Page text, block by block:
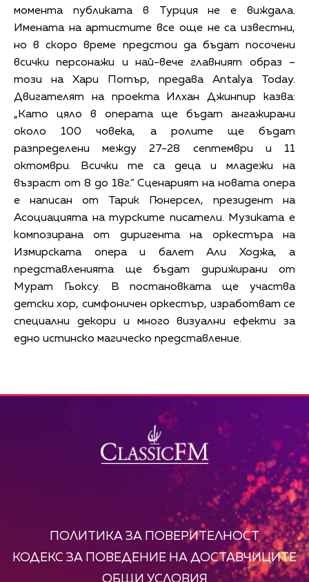
момента публиката в Турция не е виждала.
Имената на артистите все още не са известни,
но в скоро време предстои да бъдат посочени
всички персонажи и най-вече главният образ –
този на Хари Потър, предава Antalya Today.
Двигателят на проекта Илхан Джинпир казва:
„Като цяло в операта ще бъдат ангажирани
около 100 човека, а ролите ще бъдат
разпределени между 27-28 септември и 11
октомври. Всички те са деца и младежи на
възраст от 8 до 18г.“ Сценарият на новата опера
е написан от Тарик Гюнерсел, президент на
Асоциацията на турските писатели. Музиката е
композирана от диригента на оркестъра на
Измирската опера и балет Али Ходжа, а
представленията ще бъдат дирижирани от
Мурат Гьоксу. В постановката ще участва
детски хор, симфоничен оркестър, изработват се
специални декори и много визуални ефекти за
едно истинско магическо представление.
ПОЛИТИКА ЗА ПОВЕРИТЕЛНОСТ
КОДЕКС ЗА ПОВЕДЕНИЕ НА ДОСТАВЧИЦИТЕ
ОБЩИ УСЛОВИЯ